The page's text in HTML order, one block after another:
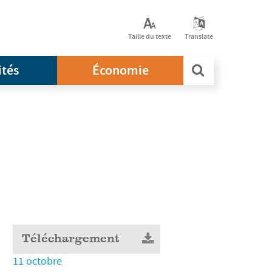
Taille du texte Translate
Économie
Téléchargement
11 octobre